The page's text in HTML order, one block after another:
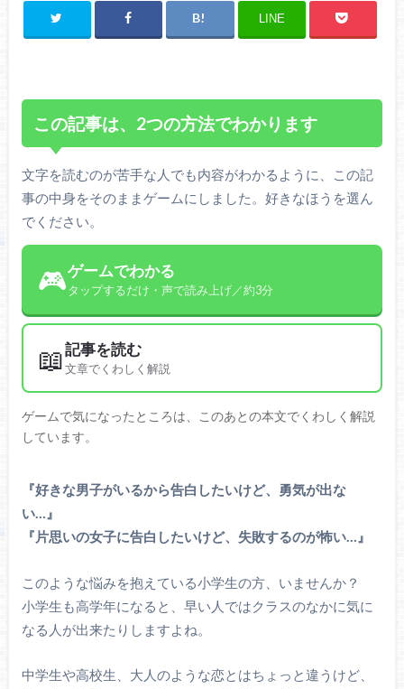
LINE
この記事は、2つの方法でわかります
文字を読むのが苦手な人でも内容がわかるように、この記
事の中身をそのままゲームにしました。好きなほうを選ん
でください。
🎮ゲームでわかる
タップするだけ・声で読み上げ／約3分
📖記事を読む
文章でくわしく解説
ゲームで気になったところは、このあとの本文でくわしく解説
しています。
『好きな男子がいるから告白したいけど、勇気が出な
い…』
『片思いの女子に告白したいけど、失敗するのが怖い…』
このような悩みを抱えている小学生の方、いませんか？
小学生も高学年になると、早い人ではクラスのなかに気に
なる人が出来たりしますよね。
中学生や高校生、大人のような恋とはちょっと違うけど、